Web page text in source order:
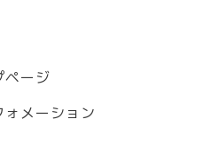
ページ
ォメーション